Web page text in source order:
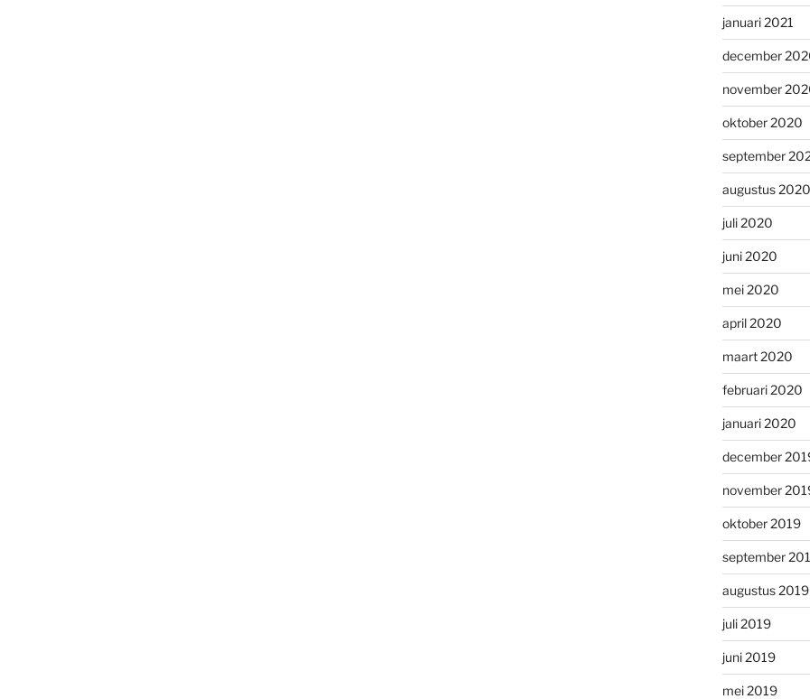
januari 2021
december
november
oktober 2020
september
augustus 2020
juli 2020
juni 2020
mei 2020
april 2020
maart 2020
februari 2020
januari 2020
december
november
oktober 2019
september
augustus 2019
juli 2019
juni 2019
mei 2019